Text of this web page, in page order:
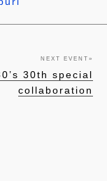
NEXT EVENT »
30th special
collaboration